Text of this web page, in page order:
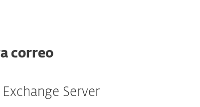
correo
Server